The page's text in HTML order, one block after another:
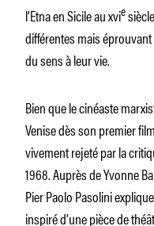
l’Etna en Sicile au xvie
différentes mais
du sens à leur vie.
Bien que le cinéaste
Venise dès son premier film
vivement rejeté par la
1968. Auprès de Yvonne
Pier Paolo Pasolini
inspiré d’une pièce de